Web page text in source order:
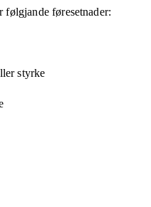
følgjande føresetnader:
styrke